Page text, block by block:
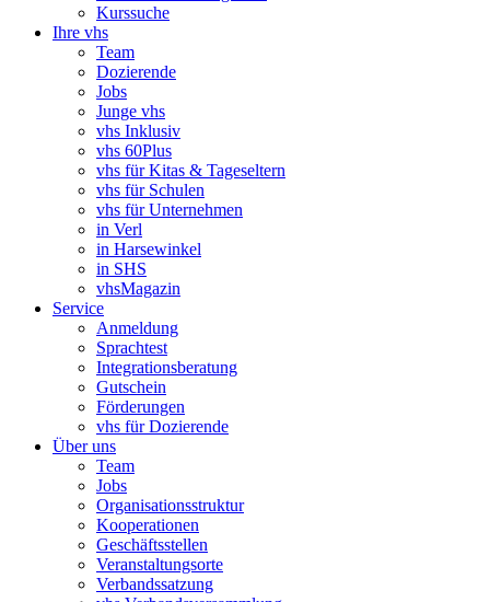
Kurssuche
Ihre vhs
Team
Dozierende
Jobs
Junge vhs
vhs Inklusiv
vhs 60Plus
vhs für Kitas & Tageseltern
vhs für Schulen
vhs für Unternehmen
in Verl
in Harsewinkel
in SHS
vhsMagazin
Service
Anmeldung
Sprachtest
Integrationsberatung
Gutschein
Förderungen
vhs für Dozierende
Über uns
Team
Jobs
Organisationsstruktur
Kooperationen
Geschäftsstellen
Veranstaltungsorte
Verbandssatzung